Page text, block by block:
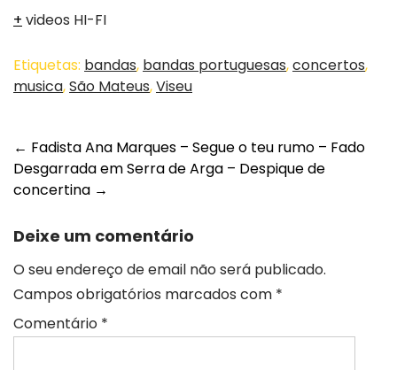
+ videos HI-FI
Etiquetas: bandas, bandas portuguesas,concertos,
musica,São Mateus,Viseu
Post
navigation
← Fadista Ana Marques – Segue o teu rumo – Fado
Desgarrada em Serra de Arga – Despique de
concertina →
Deixe um comentário
O seu endereço de email não será publicado.
Campos obrigatórios marcados com *
Comentário *